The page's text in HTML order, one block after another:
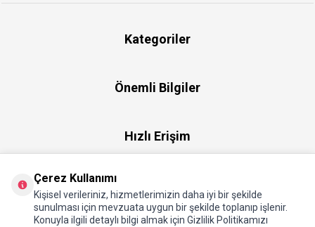
Kategoriler
Önemli Bilgiler
Hızlı Erişim
Çerez Kullanımı
Kişisel verileriniz, hizmetlerimizin daha iyi bir şekilde
sunulması için mevzuata uygun bir şekilde toplanıp işlenir.
Konuyla ilgili detaylı bilgi almak için Gizlilik Politikamızı